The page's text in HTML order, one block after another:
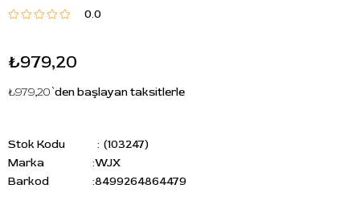
0.0
₺979,20
₺979,20`den başlayan taksitlerle
Stok Kodu
(103247)
Marka
:WJX
Barkod
:8499264864479